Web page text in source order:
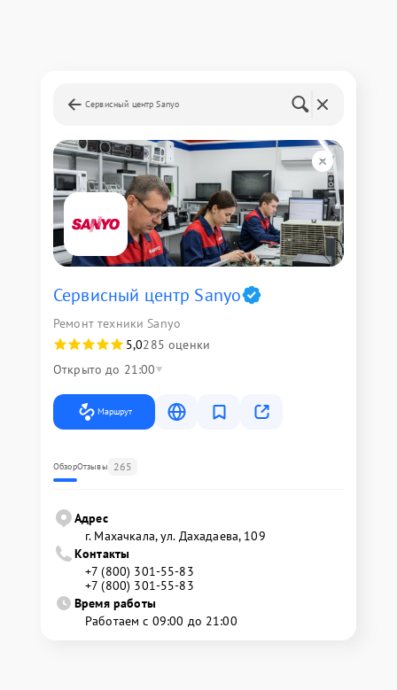
Сервисный центр Sanyo
Сервисный центр Sanyo
Ремонт техники Sanyo
5,0285 оценки
Открыто до 21:00
Маршрут
ОбзорОтзывы 265
Адрес
г. Махачкала, ул. Дахадаева, 109
Контакты
+7 (800) 301-55-83
+7 (800) 301-55-83
Время работы
Работаем с 09:00 до 21:00